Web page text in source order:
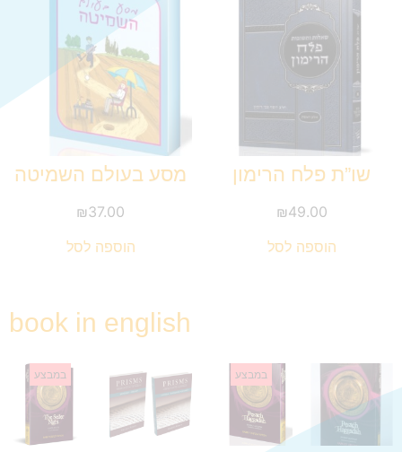
שו”ת פלח הרימון
₪49.00
הוספה לסל
מסע בעולם השמיטה
₪37.00
הוספה לסל
book in english
במבצע במבצע